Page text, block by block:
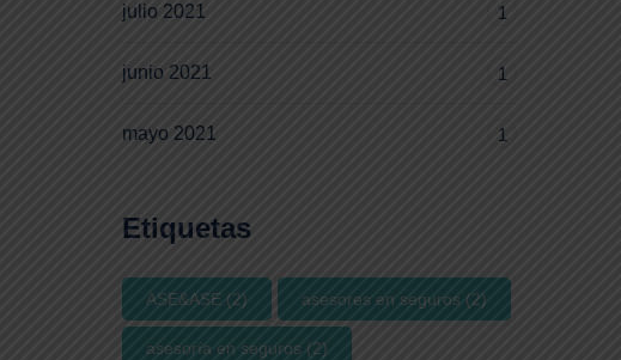
julio 2021 1
junio 2021 1
mayo 2021 1
Etiquetas
ASE&ASE (2) asesores en seguros (2)
asesoría en seguros (2)